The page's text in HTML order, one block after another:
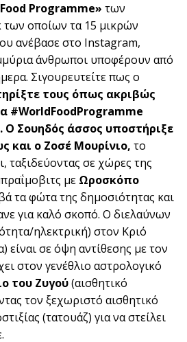
Programme» των
οποίων τα 15 μικρών
ανέβασε στο Instagram,
άνθρωποι υποφέρουν από
Σιγουρευτείτε πως ο
τους όπως ακριβώς
#WorldFoodProgramme
Σουηδός άσσος υποστήριξε
και ο Ζοσέ Μουρίνιο, το
ταξιδεύοντας σε χώρες της
με Ωροσκόπο
τα φώτα της δημοσιότητας και
για καλό σκοπό. Ο διελαύνων
ηλεκτρική) στον Κριό
σε όψη αντίθεσης με τον
στον γενέθλιο αστρολογικό
του Ζυγού(αισθητικό
τον ξεχωριστό αισθητικό
(τατουάζ) για να στείλει